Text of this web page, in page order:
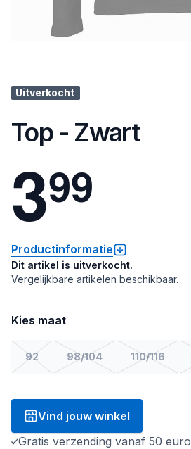
Uitverkocht
Top - Zwart
399
Productinformatie
Dit artikel is uitverkocht.
Vergelijkbare artikelen beschikbaar.
Kies maat
92 98/104 110/116
Vind jouw winkel
Gratis verzending vanaf 50 euro